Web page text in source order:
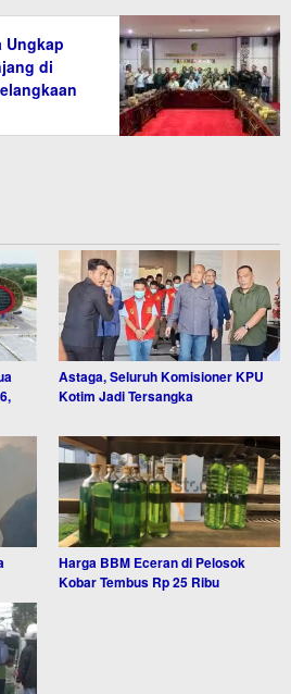
Ungkap
di
Astaga, Seluruh Komisioner KPU
Kotim Jadi Tersangka
Harga BBM Eceran di Pelosok
Kobar Tembus Rp 25 Ribu